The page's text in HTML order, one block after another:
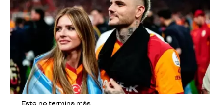
Esto no termina más